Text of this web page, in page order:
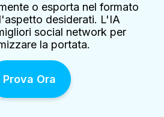
o esporta nel formato
desiderati. L'IA
social network per
la portata.
Prova Ora